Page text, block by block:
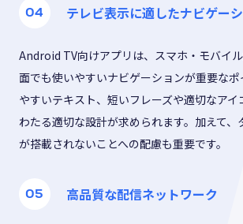
テレビ表示に適したナビゲー
Android TV向けアプリは、スマホ・モバイ
面でも使いやすいナビゲーションが重要な
やすいテキスト、短いフレーズや適切なアイ
わたる適切な設計が求められます。加えて、
が搭載されないことへの配慮も重要です。
高品質な配信ネットワーク